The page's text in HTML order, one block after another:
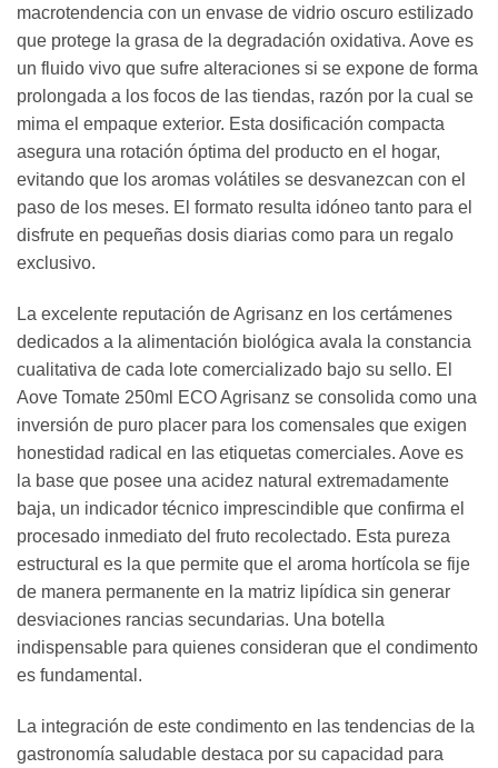
macrotendencia con un envase de vidrio oscuro estilizado
que protege la grasa de la degradación oxidativa. Aove es
un fluido vivo que sufre alteraciones si se expone de forma
prolongada a los focos de las tiendas, razón por la cual se
mima el empaque exterior. Esta dosificación compacta
asegura una rotación óptima del producto en el hogar,
evitando que los aromas volátiles se desvanezcan con el
paso de los meses. El formato resulta idóneo tanto para el
disfrute en pequeñas dosis diarias como para un regalo
exclusivo.
La excelente reputación de Agrisanz en los certámenes
dedicados a la alimentación biológica avala la constancia
cualitativa de cada lote comercializado bajo su sello. El
Aove Tomate 250ml ECO Agrisanz se consolida como una
inversión de puro placer para los comensales que exigen
honestidad radical en las etiquetas comerciales. Aove es
la base que posee una acidez natural extremadamente
baja, un indicador técnico imprescindible que confirma el
procesado inmediato del fruto recolectado. Esta pureza
estructural es la que permite que el aroma hortícola se fije
de manera permanente en la matriz lipídica sin generar
desviaciones rancias secundarias. Una botella
indispensable para quienes consideran que el condimento
es fundamental.
La integración de este condimento en las tendencias de la
gastronomía saludable destaca por su capacidad para